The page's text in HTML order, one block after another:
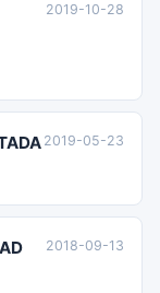
2019-10-28
2019-05-23
2018-09-13